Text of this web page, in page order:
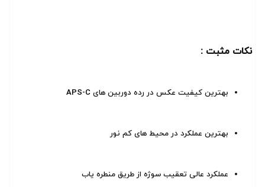
نکات مثبت :
بهترین کیفیت عکس در رده دوربین های APS-C
بهترین عملکرد در محیط های کم نور
عملکرد عالی تعقیب سوژه از طریق منطره یاب